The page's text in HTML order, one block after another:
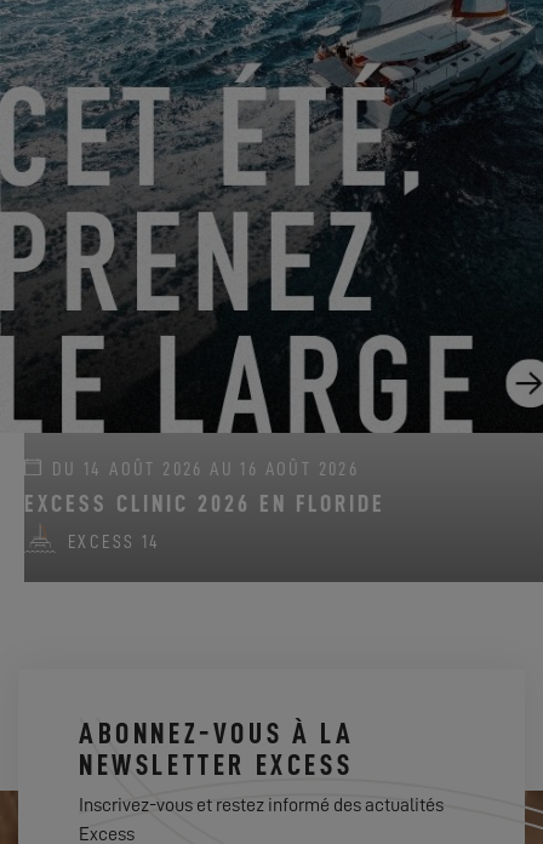
DU 22 JUIN 2026 AU 31 AOÛT 2026
GO SAILING AVEC EXCESS CET ÉTÉ !
EXCESS 11-EXCESS 13 -EXCESS 14
DU 14 AOÛT 2026 AU 16 AOÛT 2026
EXCESS CLINIC 2026 EN FLORIDE
EXCESS 14
ABONNEZ-VOUS À LA
NEWSLETTER EXCESS
Inscrivez-vous et restez informé des actualités
Excess